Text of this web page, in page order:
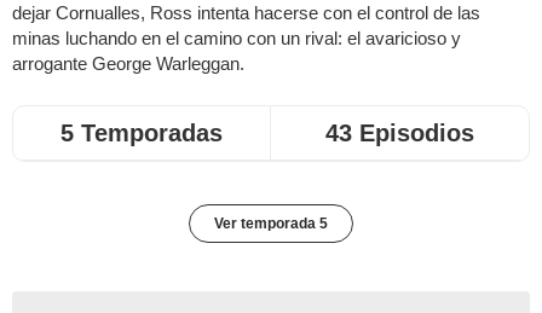
dejar Cornualles, Ross intenta hacerse con el control de las
minas luchando en el camino con un rival: el avaricioso y
arrogante George Warleggan.
5 Temporadas 43 Episodios
Ver temporada 5